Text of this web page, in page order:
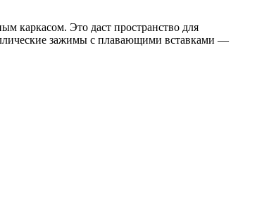
каркасом. Это даст пространство для
зажимы с плавающими вставками —